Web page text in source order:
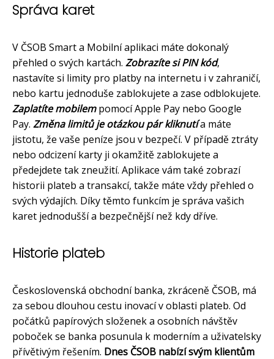
Správa karet
V ČSOB Smart a Mobilní aplikaci máte dokonalý
přehled o svých kartách. Zobrazíte si PIN kód,
nastavíte si limity pro platby na internetu i v zahraničí,
nebo kartu jednoduše zablokujete a zase odblokujete.
Zaplatíte mobilempomocí Apple Pay nebo Google
Pay. Změna limitů je otázkou pár kliknutía máte
jistotu, že vaše peníze jsou v bezpečí. V případě ztráty
nebo odcizení karty ji okamžitě zablokujete a
předejdete tak zneužití. Aplikace vám také zobrazí
historii plateb a transakcí, takže máte vždy přehled o
svých výdajích. Díky těmto funkcím je správa vašich
karet jednodušší a bezpečnější než kdy dříve.
Historie plateb
Československá obchodní banka, zkráceně ČSOB, má
za sebou dlouhou cestu inovací v oblasti plateb. Od
počátků papírových složenek a osobních návštěv
poboček se banka posunula k moderním a uživatelsky
přívětivým řešením. Dnes ČSOB nabízí svým klientům